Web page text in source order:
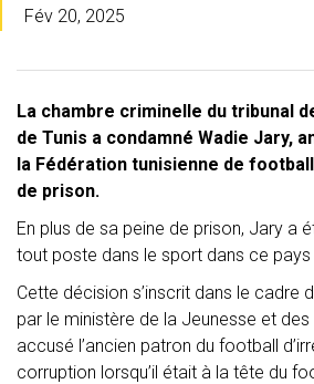
Fév 20, 2025
La chambre criminelle du tribunal
de Tunis a condamné Wadie Jary,
la Fédération tunisienne de
de prison.
En plus de sa peine de prison, Jary a
tout poste dans le sport dans ce pays
Cette décision s’inscrit dans le cadre
par le ministère de la Jeunesse et
accusé l’ancien patron du football
corruption lorsqu’il était à la tête du